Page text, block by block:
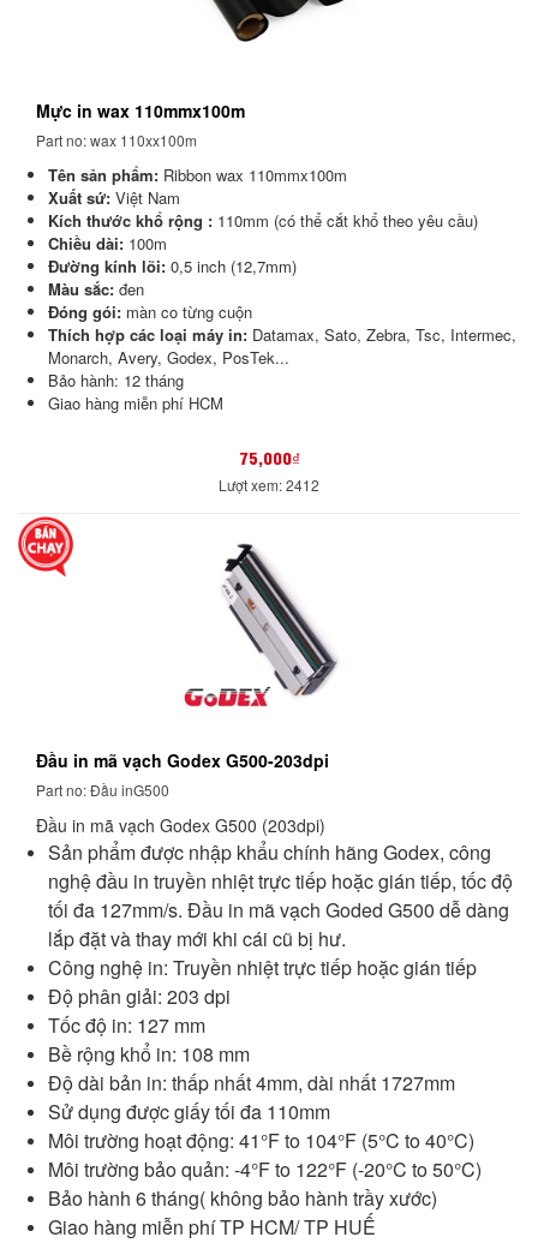
Mực in wax 110mmx100m
Part no: wax 110xx100m
Tên sản phẩm: Ribbon wax 110mmx100m
Xuất sứ: Việt Nam
Kích thước khổ rộng : 110mm (có thể cắt khổ theo yêu cầu)
Chiều dài: 100m
Đường kính lõi: 0,5 inch (12,7mm)
Màu sắc: đen
Đóng gói: màn co từng cuộn
Thích hợp các loại máy in: Datamax, Sato, Zebra, Tsc, Intermec,
Monarch, Avery, Godex, PosTek...
Bảo hành: 12 tháng
Giao hàng miễn phí HCM
75,000₫
Lượt xem: 2412
Đầu in mã vạch Godex G500-203dpi
Part no: Đầu inG500
Đầu in mã vạch Godex G500 (203dpi)
Sản phẩm được nhập khẩu chính hãng Godex, công
nghệ đầu in truyền nhiệt trực tiếp hoặc gián tiếp, tốc độ
tối đa 127mm/s. Đầu in mã vạch Goded G500 dễ dàng
lắp đặt và thay mới khi cái cũ bị hư.
Công nghệ in: Truyền nhiệt trực tiếp hoặc gián tiếp
Độ phân giải: 203 dpi
Tốc độ in: 127 mm
Bề rộng khổ in: 108 mm
Độ dài bản in: thấp nhất 4mm, dài nhất 1727mm
Sử dụng được giấy tối đa 110mm
Môi trường hoạt động: 41°F to 104°F (5°C to 40°C)
Môi trường bảo quản: -4°F to 122°F (-20°C to 50°C)
Bảo hành 6 tháng( không bảo hành trầy xước)
Giao hàng miễn phí TP HCM/ TP HUẾ